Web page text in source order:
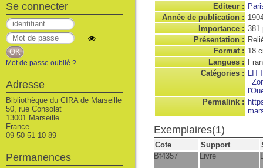
Editeur :
Année de publication :
Importance : 381
Présentation :
Format : 18
Langues :
Catégories :
Permalink :
Exemplaires(1)
Cote Support
Bf4357
Livre
Se connecter
Mot de passe oublié ?
Adresse
Bibliothèque du CIRA de Marseille
50, rue Consolat
13001 Marseille
France
09 50 51 10 89
Permanences